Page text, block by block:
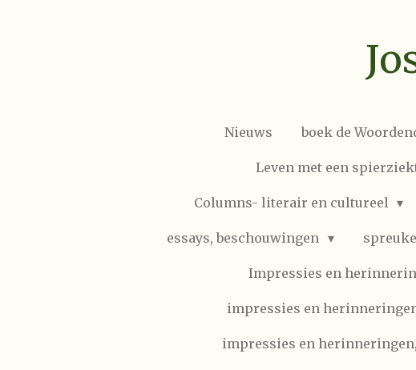
Nieuws boek de
Leven met een
Columns- literair en cultureel
essays, beschouwingen
Impressies en
impressies en
impressies en